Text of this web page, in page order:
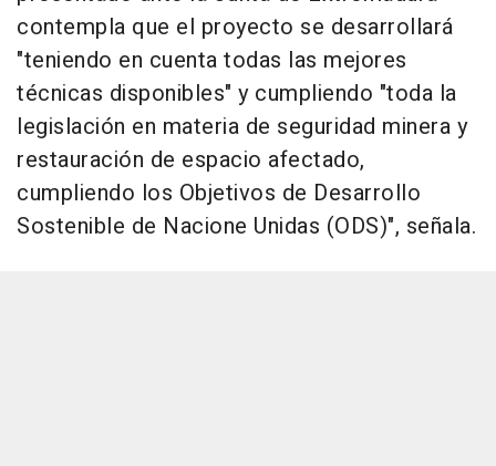
contempla que el proyecto se desarrollará
"teniendo en cuenta todas las mejores
técnicas disponibles" y cumpliendo "toda la
legislación en materia de seguridad minera y
restauración de espacio afectado,
cumpliendo los Objetivos de Desarrollo
Sostenible de Nacione Unidas (ODS)", señala.